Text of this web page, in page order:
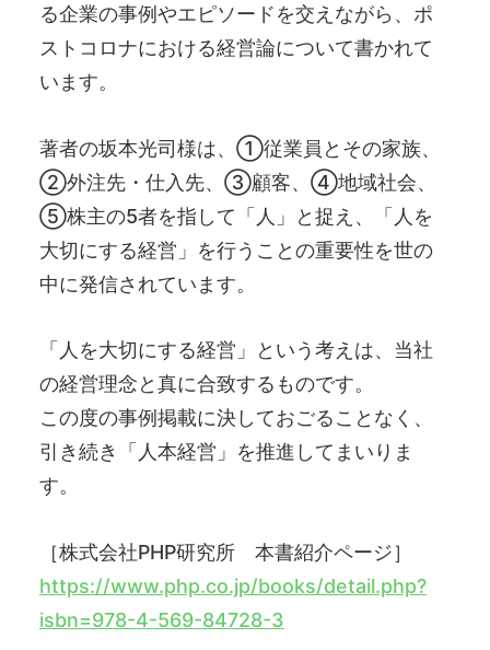
る企業の事例やエピソードを交えながら、ポ
ストコロナにおける経営論について書かれて
います。
著者の坂本光司様は、①従業員とその家族、
②外注先・仕入先、③顧客、④地域社会、
⑤株主の5者を指して「人」と捉え、「人を
大切にする経営」を行うことの重要性を世の
中に発信されています。
「人を大切にする経営」という考えは、当社
の経営理念と真に合致するものです。
この度の事例掲載に決しておごることなく、
引き続き「人本経営」を推進してまいりま
す。
［株式会社PHP研究所 本書紹介ページ］
https://www.php.co.jp/books/detail.php?
isbn=978-4-569-84728-3